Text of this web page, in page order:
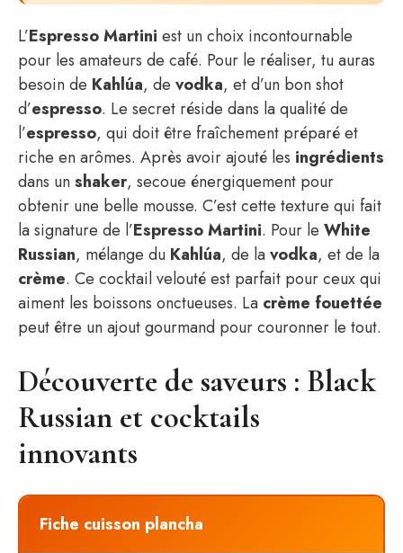
L’Espresso Martini est un choix incontournable
pour les amateurs de café. Pour le réaliser, tu auras
besoin de Kahlúa, de vodka, et d’un bon shot
d’espresso. Le secret réside dans la qualité de
l’espresso, qui doit être fraîchement préparé et
riche en arômes. Après avoir ajouté les ingrédients
dans unshaker, secoue énergiquement pour
obtenir une belle mousse. C’est cette texture qui fait
la signature de l’Espresso Martini. Pour le White
Russian, mélange du Kahlúa, de lavodka, et de la
crème. Ce cocktail velouté est parfait pour ceux qui
aiment les boissons onctueuses. La crème fouettée
peut être un ajout gourmand pour couronner le tout.
Découverte de saveurs : Black
Russian et cocktails
innovants
Fiche cuisson plancha